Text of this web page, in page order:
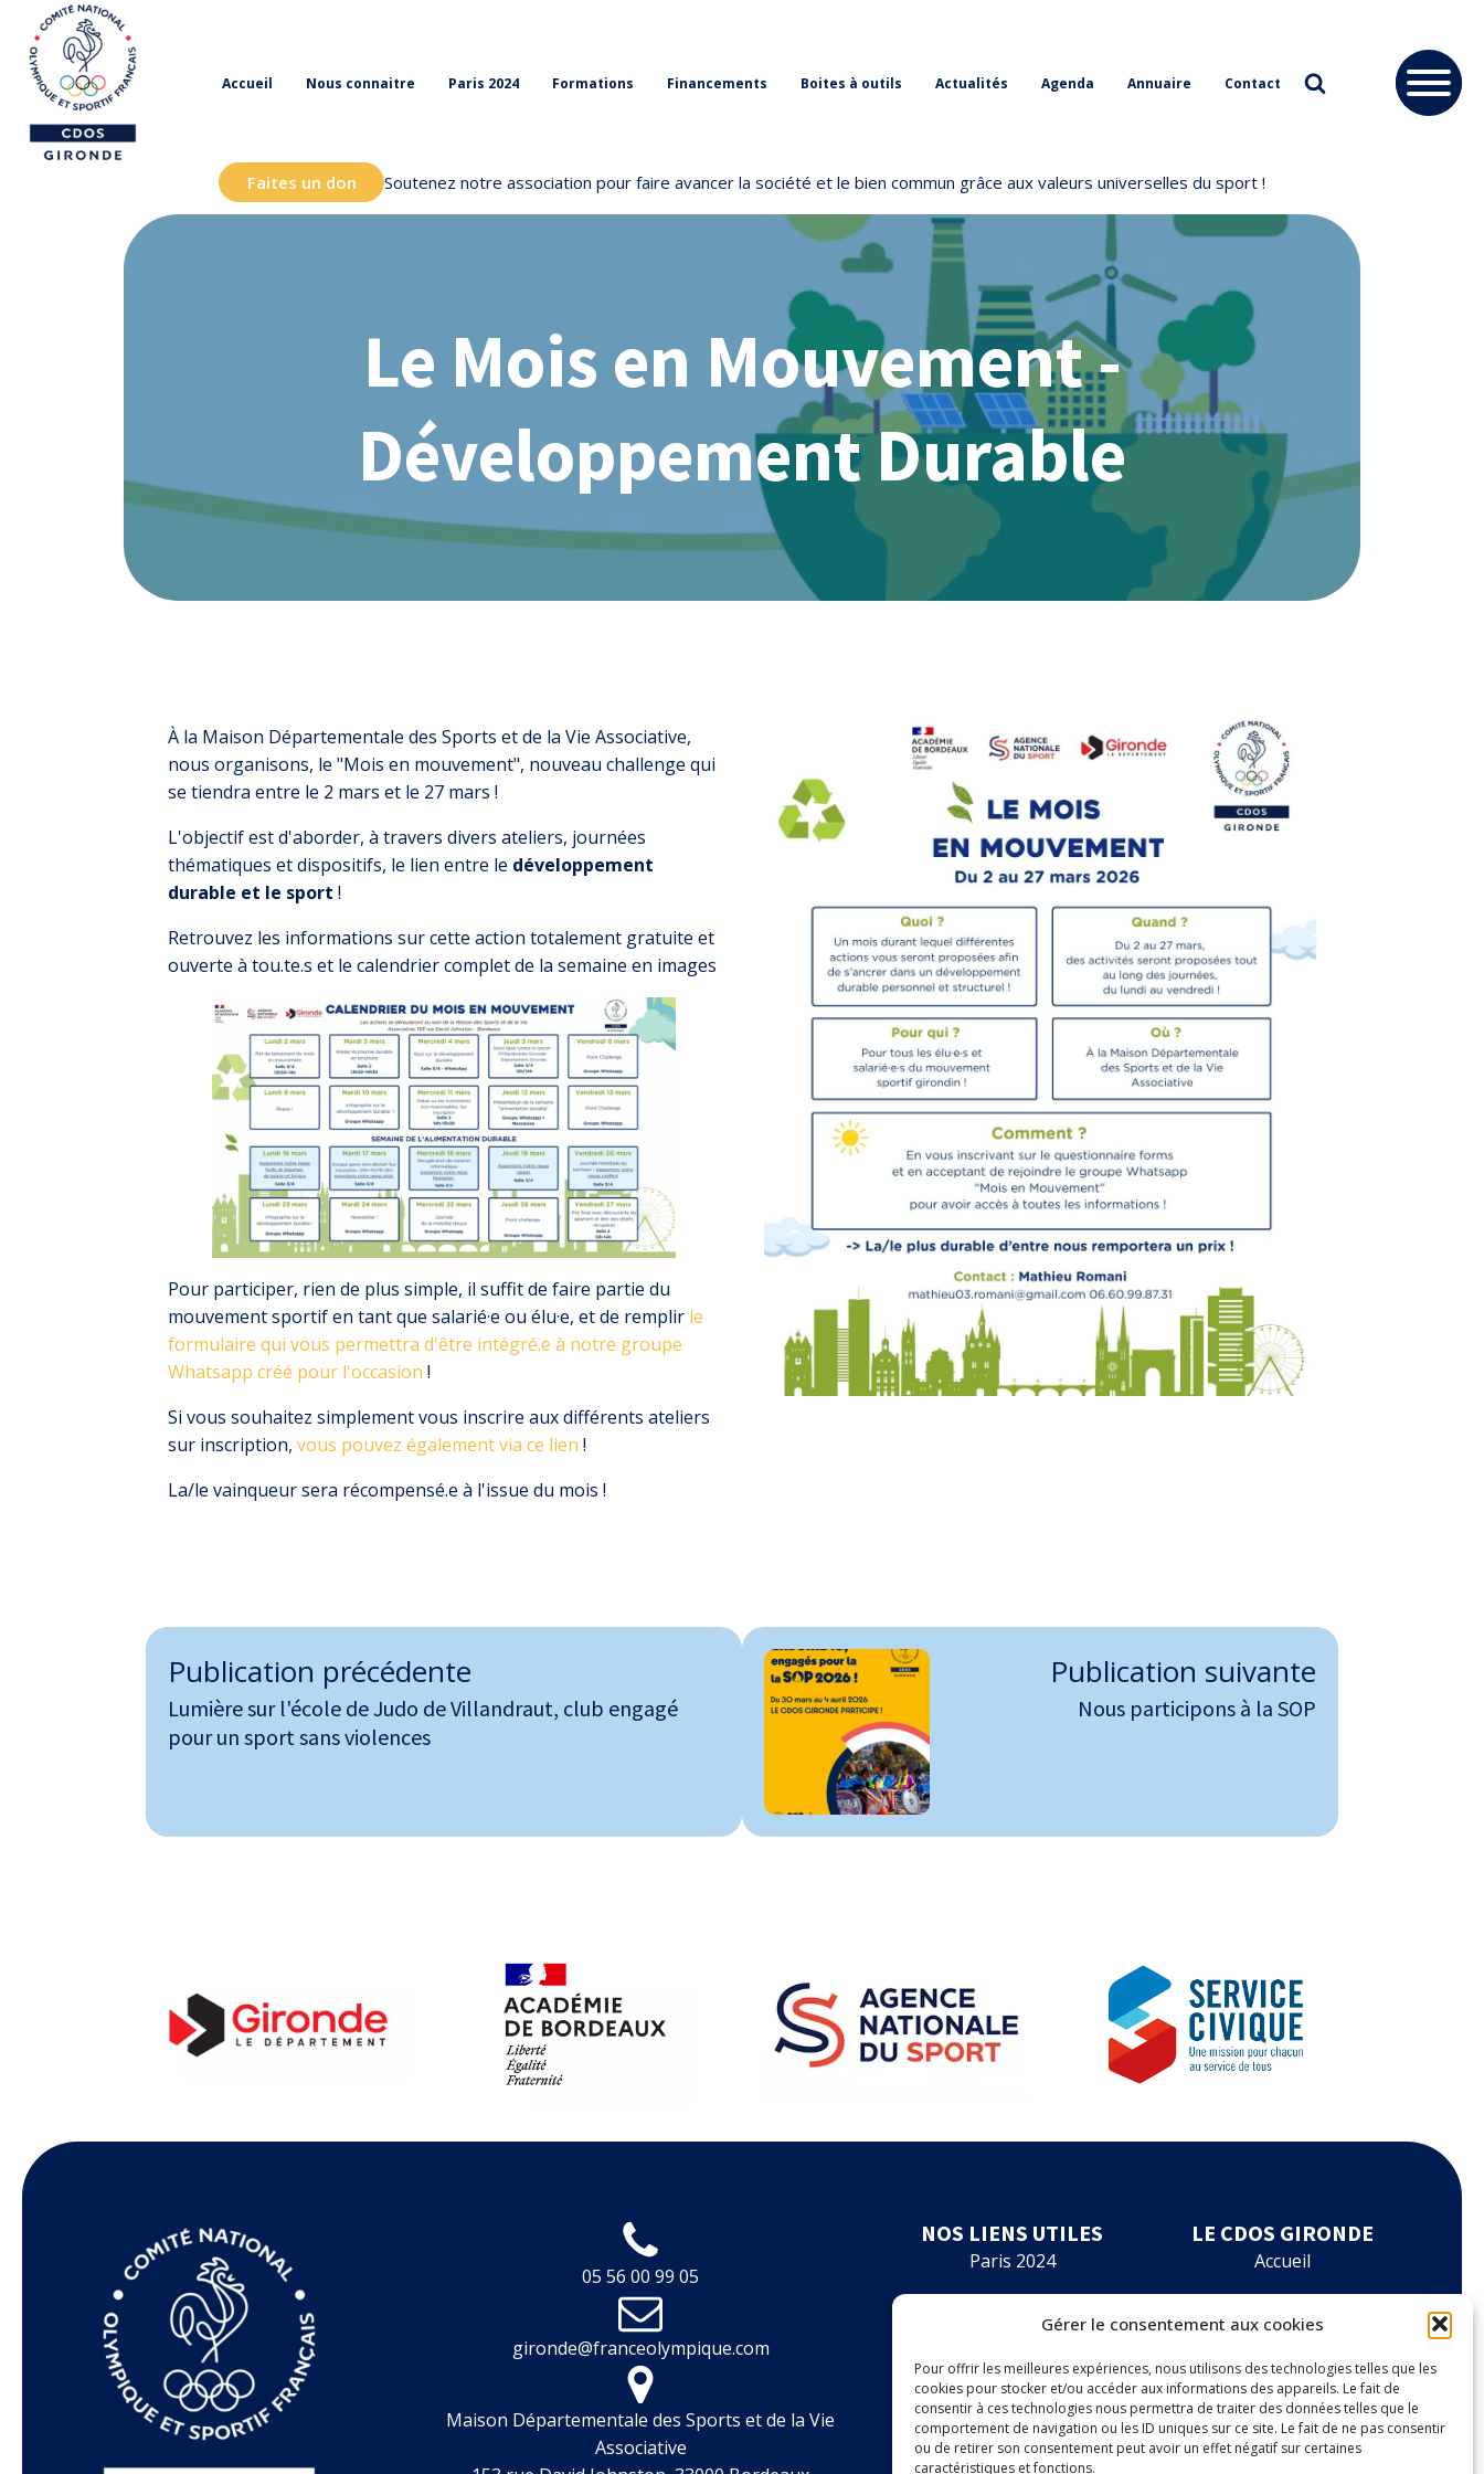
Gérer le consentement aux cookies
Pour offrir les meilleures expériences, nous utilisons des technologies telles que les
cookies pour stocker et/ou accéder aux informations des appareils. Le fait de
consentir à ces technologies nous permettra de traiter des données telles que le
comportement de navigation ou les ID uniques sur ce site. Le fait de ne pas consentir
ou de retirer son consentement peut avoir un effet négatif sur certaines
caractéristiques et fonctions.
Accueil Nous connaitre Paris 2024 Formations Financements Boites à outils Actualités Agenda Annuaire Contact
Faites un don Soutenez notre association pour faire avancer la société et le bien commun grâce aux valeurs universelles du sport !
Le Mois en Mouvement -
Développement Durable
À la Maison Départementale des Sports et de la Vie Associative,
nous organisons, le "Mois en mouvement", nouveau challenge qui
se tiendra entre le 2 mars et le 27 mars !
L'objectif est d'aborder, à travers divers ateliers, journées
thématiques et dispositifs, le lien entre le développement
durable et le sport !
Retrouvez les informations sur cette action totalement gratuite et
ouverte à tou.te.s et le calendrier complet de la semaine en images
Pour participer, rien de plus simple, il suffit de faire partie du
mouvement sportif en tant que salarié·e ou élu·e, et de remplir le
formulaire qui vous permettra d'être intégré.e à notre groupe
Whatsapp créé pour l'occasion !
Si vous souhaitez simplement vous inscrire aux différents ateliers
sur inscription, vous pouvez également via ce lien !
La/le vainqueur sera récompensé.e à l'issue du mois !
Publication précédente
Lumière sur l'école de Judo de Villandraut, club engagé
pour un sport sans violences
Publication suivante
Nous participons à la SOP
05 56 00 99 05
gironde@franceolympique.com
Maison Départementale des Sports et de la Vie
Associative
NOS LIENS UTILES
Paris 2024
Financements
Boites à outils
Annuaire
LE CDOS GIRONDE
Accueil
Agenda
Nos actualités
Contact